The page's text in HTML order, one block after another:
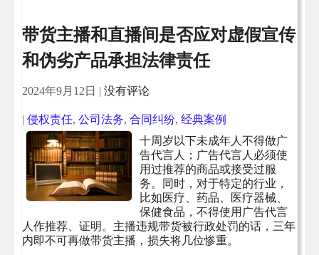
带货主播和直播间是否应对虚假宣传
和伪劣产品承担法律责任
2024年9月12日 | 没有评论
| 侵权责任, 公司法务, 合同纠纷, 经典案例
十周岁以下未成年人不得做广
告代言人；广告代言人必须使
用过推荐的商品或接受过服
务。同时，对于特定的行业，
比如医疗、药品、医疗器械、
保健食品，不得使用广告代言
人作推荐、证明。主播违规带货被行政处罚的话，三年
内即不可再做带货主播，损失将几位惨重。